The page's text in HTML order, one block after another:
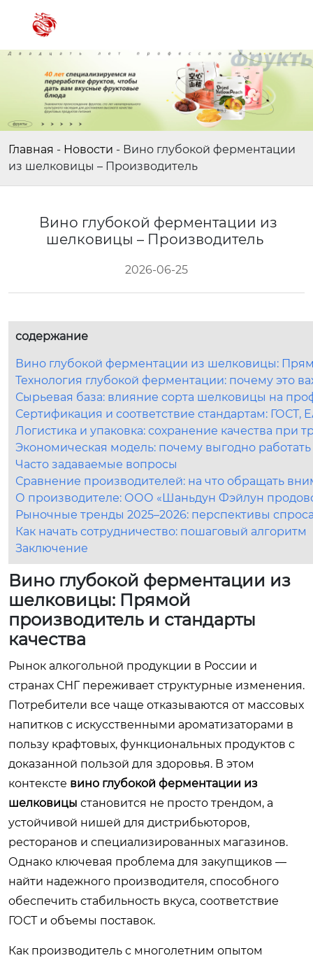
Главная - Новости - Вино глубокой ферментации
из шелковицы – Производитель
Вино глубокой ферментации из
шелковицы – Производитель
2026-06-25
содержание
Вино глубокой ферментации из шелковицы:
Технология глубокой ферментации: почему это
Сырьевая база: влияние сорта шелковицы на
Сертификация и соответствие стандартам: ГОСТ,
Логистика и упаковка: сохранение качества при
Экономическая модель: почему выгодно
Часто задаваемые вопросы
Сравнение производителей: на что обращать
О производителе: ООО «Шаньдун Фэйлун
Рыночные тренды 2025–2026: перспективы
Как начать сотрудничество: пошаговый алгоритм
Заключение
Вино глубокой ферментации из
шелковицы: Прямой
производитель и стандарты
качества
Рынок алкогольной продукции в России и
странах СНГ переживает структурные изменения.
Потребители все чаще отказываются от массовых
напитков с искусственными ароматизаторами в
пользу крафтовых, функциональных продуктов с
доказанной пользой для здоровья. В этом
контексте вино глубокой ферментации из
шелковицы становится не просто трендом, а
устойчивой нишей для дистрибьюторов,
ресторанов и специализированных магазинов.
Однако ключевая проблема для закупщиков —
найти надежного производителя, способного
обеспечить стабильность вкуса, соответствие
ГОСТ и объемы поставок.
Как производитель с многолетним опытом